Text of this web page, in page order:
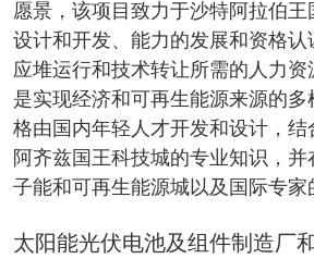
愿景，该项目致力于沙特阿拉伯
设计和开发、能力的发展和资格
应堆运行和技术转让所需的人力
是实现经济和可再生能源来源的
格由国内年轻人才开发和设计，
阿齐兹国王科技城的专业知识，
子能和可再生能源城以及国际专家
太阳能光伏电池及组件制造厂